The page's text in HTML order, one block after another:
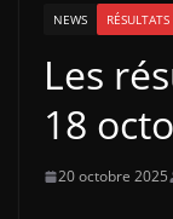
NEWS
Les
18
20 octobre 2025